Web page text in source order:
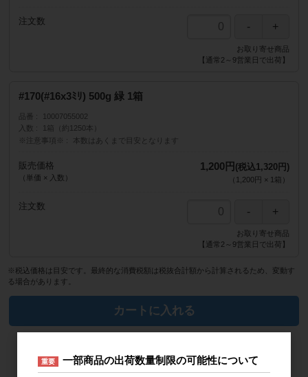
注文数
お取り寄せ商品
【通常2～9営業日で出荷】
#170(#16x3ﾐﾘ) 500g 緑 1箱
品番
10007055002
入数
1箱（約1250本）
※注意事項※
本数はあくまで目安となります
販売価格
（単価 × 入数）
1,200円 (税込1,320円)
（ 1,200円 × 1 箱 ）
注文数
お取り寄せ商品
【通常2～9営業日で出荷】
※税込価格は目安です。最終的な消費税額は税抜合計額から計算されるため、変動す
る場合があります。
カートに入れる
重要 一部商品の出荷数量制限の可能性について